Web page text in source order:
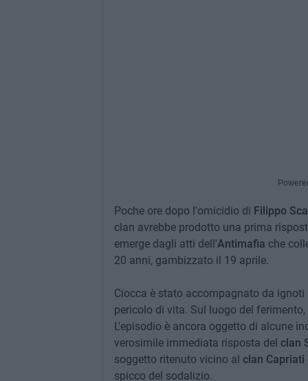
Poche ore dopo l'omicidio di Filippo
clan avrebbe prodotto una prima
emerge dagli atti dell'Antimafia che
20 anni, gambizzato il 19 aprile.
Ciocca è stato accompagnato da
pericolo di vita. Sul luogo del
L'episodio è ancora oggetto di alcune
verosimile immediata risposta del clan
soggetto ritenuto vicino al clan Capriati
spicco del sodalizio.